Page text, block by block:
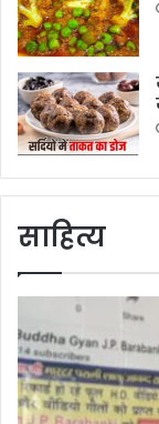
साहित्य